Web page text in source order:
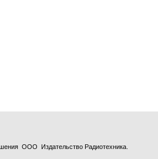
ООО Издательство Радиотехника.